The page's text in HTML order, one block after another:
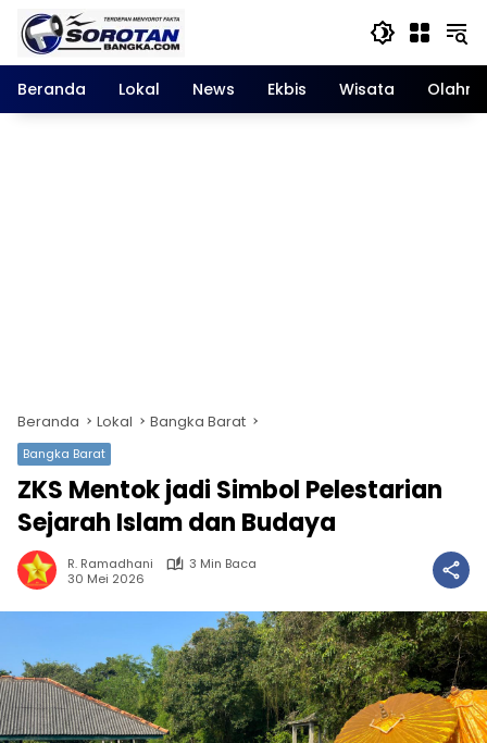
Langsung
konten
Beranda
Lokal News Ekbis Wisata
Beranda Lokal Bangka Barat
Bangka Barat
ZKS Mentok jadi Simbol Pelestarian
Sejarah Islam dan Budaya
R. Ramadhani
3 Min Baca
30 Mei 2026